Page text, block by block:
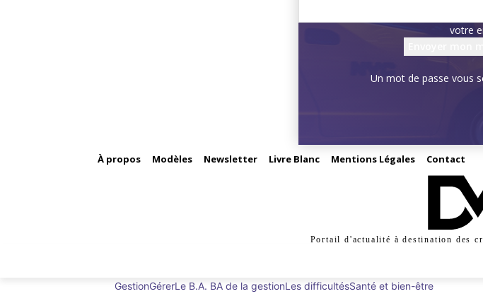
votre
Un mot de passe vous
À propos Modèles Newsletter Livre Blanc Mentions Légales Contact
Portail d'actualité à destination des
GestionGérerLe B.A. BA de la gestionLes difficultésSanté et bien-être